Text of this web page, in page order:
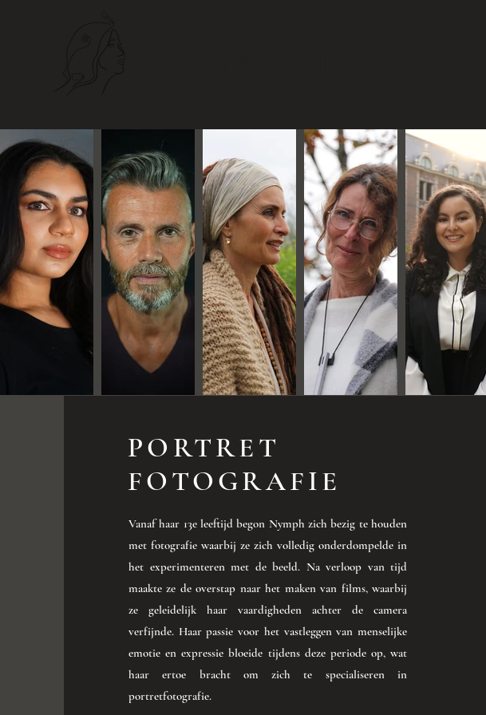
PORTRET
FOTOGRAFIE
Vanaf haar 13e leeftijd begon Nymph zich bezig te houden
met fotografie waarbij ze zich volledig onderdompelde in
het experimenteren met de beeld. Na verloop van tijd
maakte ze de overstap naar het maken van films, waarbij
ze geleidelijk haar vaardigheden achter de camera
verfijnde. Haar passie voor het vastleggen van menselijke
emotie en expressie bloeide tijdens deze periode op, wat
haar ertoe bracht om zich te specialiseren in
portretfotografie.